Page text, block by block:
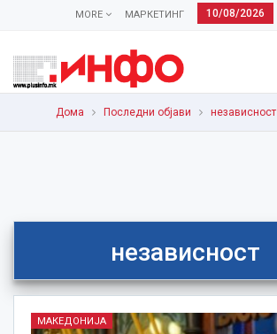
10/08/2026
МАРКЕТИНГ
MORE
Дома Последни објави независност
независност
МАКЕДОНИЈА